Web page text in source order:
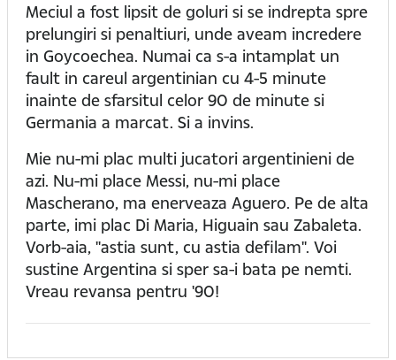
Meciul a fost lipsit de goluri si se indrepta spre
prelungiri si penaltiuri, unde aveam incredere
in Goycoechea. Numai ca s-a intamplat un
fault in careul argentinian cu 4-5 minute
inainte de sfarsitul celor 90 de minute si
Germania a marcat. Si a invins.
Mie nu-mi plac multi jucatori argentinieni de
azi. Nu-mi place Messi, nu-mi place
Mascherano, ma enerveaza Aguero. Pe de alta
parte, imi plac Di Maria, Higuain sau Zabaleta.
Vorb-aia, "astia sunt, cu astia defilam". Voi
sustine Argentina si sper sa-i bata pe nemti.
Vreau revansa pentru '90!